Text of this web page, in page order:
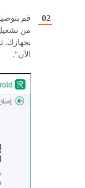
بجهازك.
الآن".